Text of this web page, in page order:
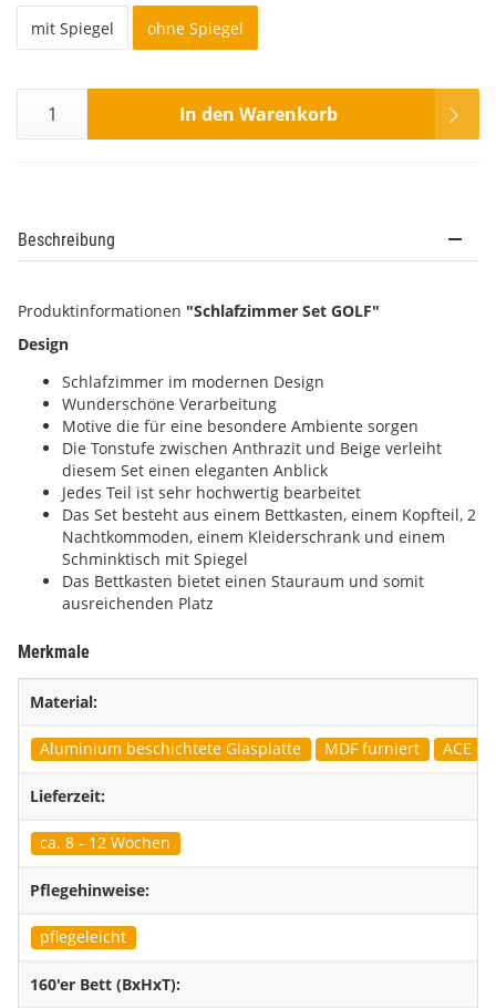
mit Spiegel
ohne Spiegel
In den Warenkorb
Beschreibung
Produktinformationen "Schlafzimmer Set GOLF"
Design
Schlafzimmer im modernen Design
Wunderschöne Verarbeitung
Motive die für eine besondere Ambiente sorgen
Die Tonstufe zwischen Anthrazit und Beige verleiht
diesem Set einen eleganten Anblick
Jedes Teil ist sehr hochwertig bearbeitet
Das Set besteht aus einem Bettkasten, einem Kopfteil, 2
Nachtkommoden, einem Kleiderschrank und einem
Schminktisch mit Spiegel
Das Bettkasten bietet einen Stauraum und somit
ausreichenden Platz
Merkmale
Material:
Aluminium beschichtete Glasplatte MDF furniert ACE
Lieferzeit:
ca. 8 - 12 Wochen
Pflegehinweise:
pflegeleicht
160'er Bett (BxHxT):